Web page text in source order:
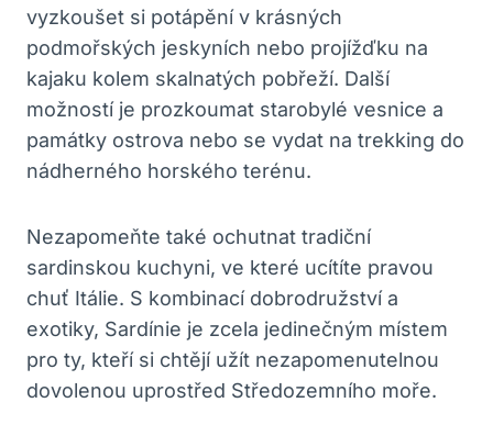
vyzkoušet si potápění v krásných
podmořských jeskyních nebo projížďku na
kajaku kolem skalnatých pobřeží. Další
možností je prozkoumat starobylé vesnice a
památky ostrova nebo se vydat na trekking do
nádherného horského terénu.
Nezapomeňte také ochutnat tradiční
sardinskou kuchyni, ve které ucítíte pravou
chuť Itálie. S kombinací dobrodružství a
exotiky, Sardínie je zcela jedinečným místem
pro ty, kteří si chtějí užít nezapomenutelnou
dovolenou uprostřed Středozemního moře.